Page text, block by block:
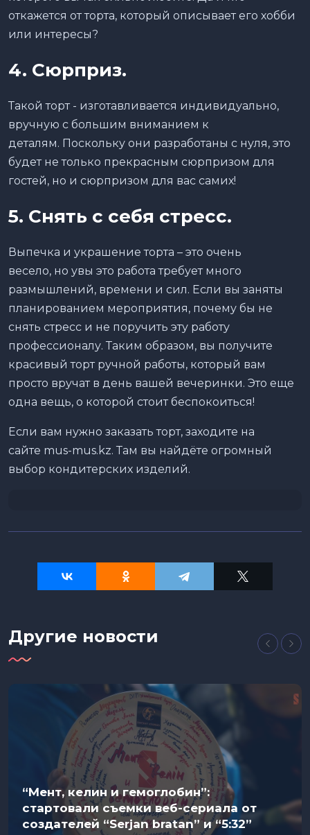
откажется от торта, который описывает его хобби
или интересы?
4. Сюрприз.
Такой торт - изготавливается индивидуально,
вручную с большим вниманием к
деталям. Поскольку они разработаны с нуля, это
будет не только прекрасным сюрпризом для
гостей, но и сюрпризом для вас самих!
5. Снять с себя стресс.
Выпечка и украшение торта – это очень
весело, но увы это работа требует много
размышлений, времени и сил. Если вы заняты
планированием мероприятия, почему бы не
снять стресс и не поручить эту работу
профессионалу. Таким образом, вы получите
красивый торт ручной работы, который вам
просто вручат в день вашей вечеринки. Это еще
одна вещь, о которой стоит беспокоиться!
Если вам нужно заказать торт, заходите на
сайте mus-mus.kz. Там вы найдёте огромный
выбор кондитерских изделий.
Другие новости
“Мент, келин и гемоглобин”:
стартовали съемки веб-сериала от
создателей “Serjan bratan” и “5:32”